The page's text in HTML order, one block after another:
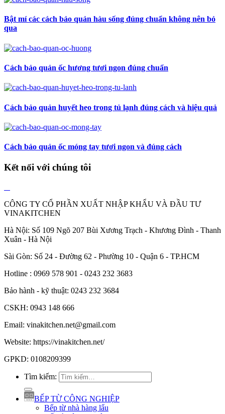
Bật mí các cách bảo quản hàu sống đúng chuẩn không nên bỏ
qua
Cách bảo quản ốc hương tươi ngon đúng chuẩn
Cách bảo quản huyết heo trong tủ lạnh đúng cách và hiệu quả
Cách bảo quản ốc móng tay tươi ngon và đúng cách
Kết nối với chúng tôi
CÔNG TY CỔ PHẦN XUẤT NHẬP KHẨU VÀ ĐẦU TƯ
VINAKITCHEN
Hà Nội: Số 109 Ngõ 207 Bùi Xương Trạch - Khương Đình - Thanh
Xuân - Hà Nội
Sài Gòn: Số 24 - Đường 62 - Phường 10 - Quận 6 - TP.HCM
Hotline : 0969 578 901 - 0243 232 3683
Bảo hành - kỹ thuật: 0243 232 3684
CSKH: 0943 148 666
Email: vinakitchen.net@gmail.com
Website: https://vinakitchen.net/
GPKD: 0108209399
Tìm kiếm:
BẾP TỪ CÔNG NGHIỆP
Bếp từ nhà hàng lẩu